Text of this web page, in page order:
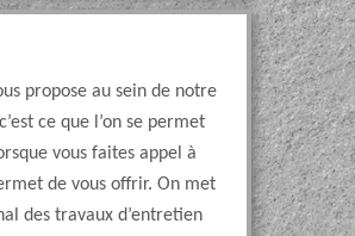
propose au sein de notre
ce que l’on se permet
vous faites appel à
de vous offrir. On met
des travaux d’entretien